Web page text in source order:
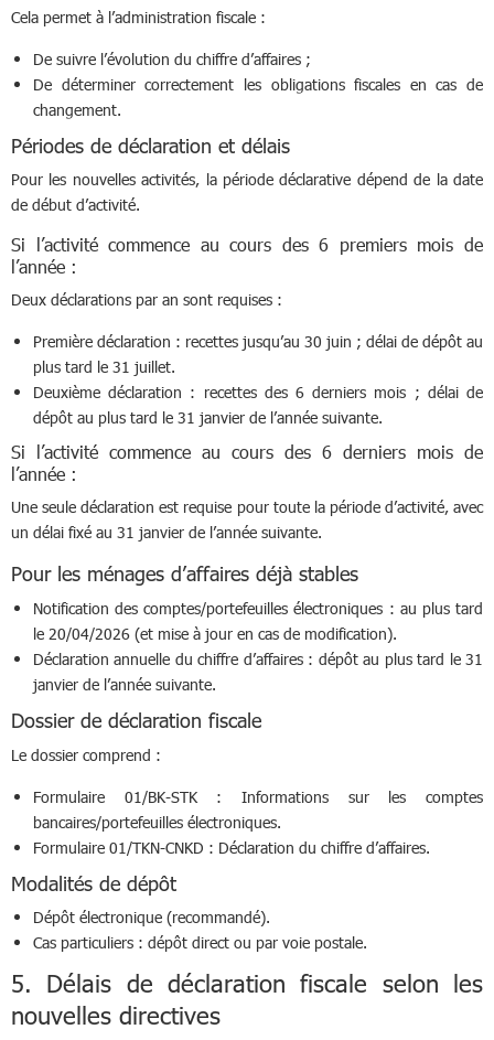
Cela permet à l’administration fiscale :
De suivre l’évolution du chiffre d’affaires ;
De déterminer correctement les obligations fiscales en cas de
changement.
Périodes de déclaration et délais
Pour les nouvelles activités, la période déclarative dépend de la date
de début d’activité.
Si l’activité commence au cours des 6 premiers mois de
l’année :
Deux déclarations par an sont requises :
Première déclaration : recettes jusqu’au 30 juin ; délai de dépôt au
plus tard le 31 juillet.
Deuxième déclaration : recettes des 6 derniers mois ; délai de
dépôt au plus tard le 31 janvier de l’année suivante.
Si l’activité commence au cours des 6 derniers mois de
l’année :
Une seule déclaration est requise pour toute la période d’activité, avec
un délai fixé au 31 janvier de l’année suivante.
Pour les ménages d’affaires déjà stables
Notification des comptes/portefeuilles électroniques : au plus tard
le 20/04/2026 (et mise à jour en cas de modification).
Déclaration annuelle du chiffre d’affaires : dépôt au plus tard le 31
janvier de l’année suivante.
Dossier de déclaration fiscale
Le dossier comprend :
Formulaire 01/BK-STK : Informations sur les comptes
bancaires/portefeuilles électroniques.
Formulaire 01/TKN-CNKD : Déclaration du chiffre d’affaires.
Modalités de dépôt
Dépôt électronique (recommandé).
Cas particuliers : dépôt direct ou par voie postale.
5. Délais de déclaration fiscale selon les
nouvelles directives